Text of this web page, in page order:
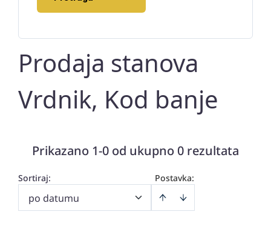
Prodaja stanova
Vrdnik, Kod banje
Prikazano 1-0 od ukupno 0 rezultata
Postavka:
Sortiraj:
po datumu